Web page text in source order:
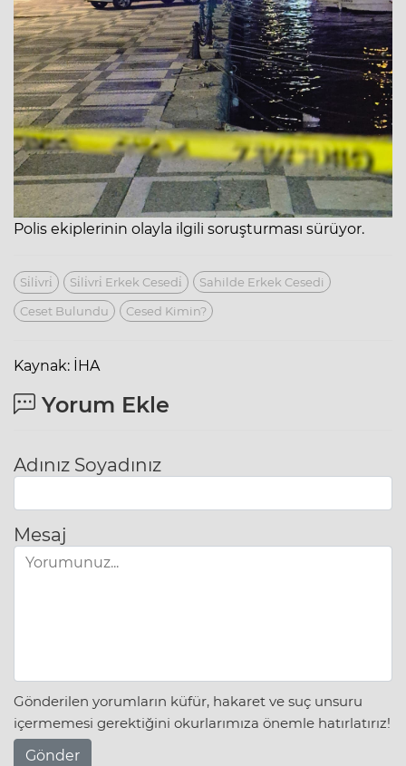
Polis ekiplerinin olayla ilgili soruşturması sürüyor.
Si̇li̇vri̇ Si̇li̇vri̇ Erkek Cesedi̇
Sahilde Erkek Cesedi
Ceset Bulundu
Cesed Kimin?
Kaynak: İHA
Yorum Ekle
Adınız Soyadınız
Mesaj
Gönderilen yorumların küfür, hakaret ve suç unsuru
içermemesi gerektiğini okurlarımıza önemle hatırlatırız!
Gönder